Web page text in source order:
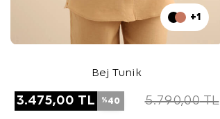
+1
Bej Tunik
3.475,00 TL %40 5.790,00TL